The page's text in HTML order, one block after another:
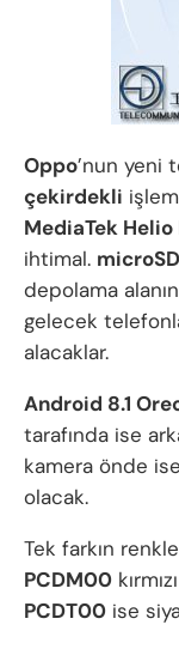
Oppo’nun yeni
çekirdekli
MediaTek Helio
ihtimal. microSD
depolama
gelecek
alacaklar.
Android 8.1
tarafında ise
kamera önde ise
olacak.
Tek farkın
PCDM00
PCDT00 ise